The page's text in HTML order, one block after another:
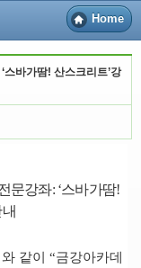
Home
바가땀! 산스크리트’강
문강좌: ‘스바가땀!
같이 “금강아카데